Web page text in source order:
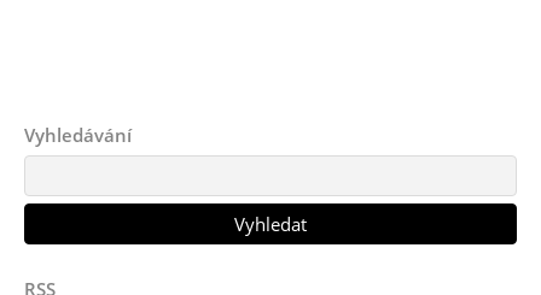
Vyhledávání
RSS